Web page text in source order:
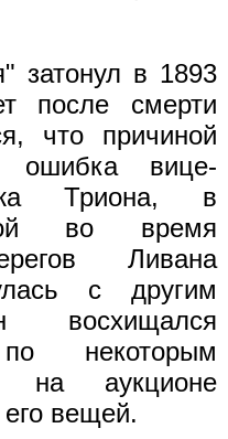
затонул в 1893
после смерти
что причиной
ошибка вице-
Триона, в
во время
Ливана
с другим
восхищался
некоторым
на аукционе
вещей.